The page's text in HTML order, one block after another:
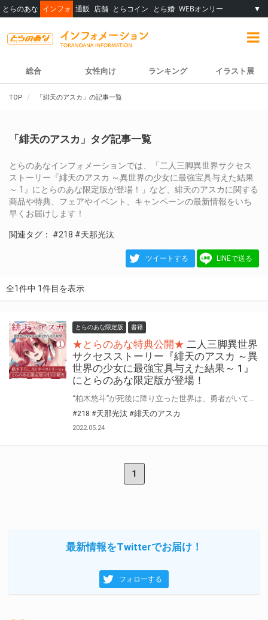
とらのあな インフォ 通販 店舗 とらコイン とら婚 WEBオンリー ▼
総合 女性向け ランキング イラスト展
TOP 「緋天のアスカ」の記事一覧
「緋天のアスカ」タグ記事一覧
とらのあなインフォメーションでは、「二人三脚異世界サクセス
ストーリー『緋天のアスカ ～異世界の少女に最強宝具与えた結果
～ 1』にとらのあな限定版が登場！」など、緋天のアスカに関する
商品や特典、フェアやイベント、キャンペーンの最新情報をいち
早くお届けします！
関連タグ： #218 #天那光汰
ツイートする LINEで送る
全1件中 1件目を表示
とらのあな限定版 書籍
★とらのあな特典公開★ 二人三脚異世界
サクセスストーリー『緋天のアスカ ～異
世界の少女に最強宝具与えた結果～ 1』
にとらのあな限定版が登場！
#218 #天那光汰 #緋天のアスカ
2022.05.24
1
最新情報をTwitterでお届け！
フォローする